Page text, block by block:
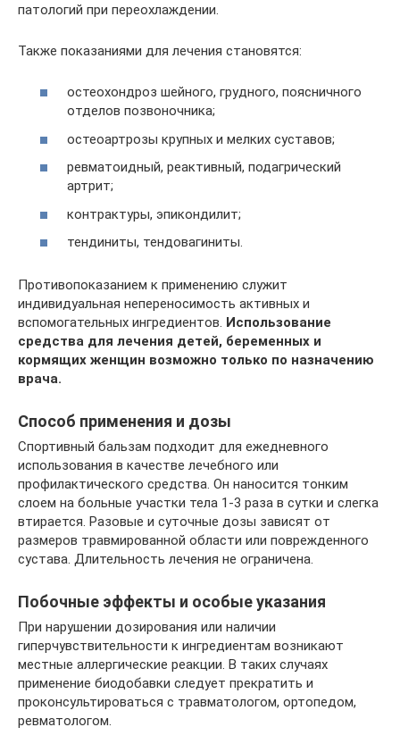
патологий при переохлаждении.
Также показаниями для лечения становятся:
остеохондроз шейного, грудного, поясничного
отделов позвоночника;
остеоартрозы крупных и мелких суставов;
ревматоидный, реактивный, подагрический
артрит;
контрактуры, эпикондилит;
тендиниты, тендовагиниты.
Противопоказанием к применению служит
индивидуальная непереносимость активных и
вспомогательных ингредиентов. Использование
средства для лечения детей, беременных и
кормящих женщин возможно только по назначению
врача.
Способ применения и дозы
Спортивный бальзам подходит для ежедневного
использования в качестве лечебного или
профилактического средства. Он наносится тонким
слоем на больные участки тела 1-3 раза в сутки и слегка
втирается. Разовые и суточные дозы зависят от
размеров травмированной области или поврежденного
сустава. Длительность лечения не ограничена.
Побочные эффекты и особые указания
При нарушении дозирования или наличии
гиперчувствительности к ингредиентам возникают
местные аллергические реакции. В таких случаях
применение биодобавки следует прекратить и
проконсультироваться с травматологом, ортопедом,
ревматологом.